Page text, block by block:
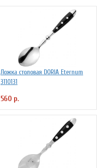
Ложка столовая DORIA Eternum
3110131
560 р.